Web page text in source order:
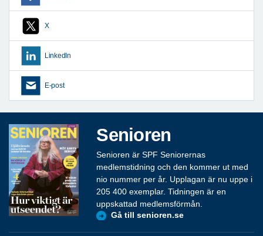
X
LinkedIn
E-post
Senioren
Senioren är SPF Seniorernas
medlemstidning och den kommer ut med
nio nummer per år. Upplagan är nu uppe i
205 400 exemplar. Tidningen är en
uppskattad medlemsförmån.
Gå till senioren.se